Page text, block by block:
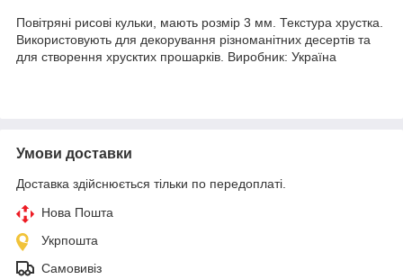
Повітряні рисові кульки, мають розмір 3 мм. Текстура хрустка.
Використовують для декорування різноманітних десертів та
для створення хрусктих прошарків. Виробник: Україна
Умови доставки
Доставка здійснюється тільки по передоплаті.
Нова Пошта
Укрпошта
Самовивіз